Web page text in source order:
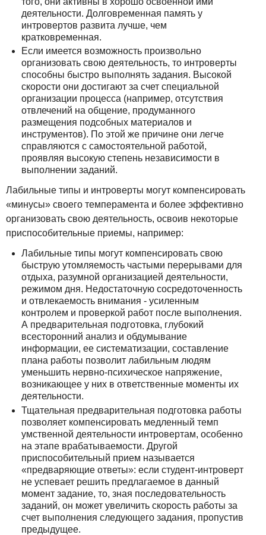
деятельности. Долговременная память у
интровертов развита лучше, чем
кратковременная.
Если имеется возможность произвольно
организовать свою деятельность, то интроверты
способны быстро выполнять задания. Высокой
скорости они достигают за счет специальной
организации процесса (например, отсутствия
отвлечений на общение, продуманного
размещения подсобных материалов и
инструментов). По этой же причине они легче
справляются с самостоятельной работой,
проявляя высокую степень независимости в
выполнении заданий.
Лабильные типы и интроверты могут компенсировать
«минусы» своего темперамента и более эффективно
организовать свою деятельность, освоив некоторые
приспособительные приемы, например:
Лабильные типы могут компенсировать свою
быструю утомляемость частыми перерывами для
отдыха, разумной организацией деятельности,
режимом дня. Недостаточную сосредоточенность
и отвлекаемость внимания - усиленным
контролем и проверкой работ после выполнения.
А предварительная подготовка, глубокий
всесторонний анализ и обдумывание
информации, ее систематизации, составление
плана работы позволит лабильным людям
уменьшить нервно-психическое напряжение,
возникающее у них в ответственные моменты их
деятельности.
Тщательная предварительная подготовка работы
позволяет компенсировать медленный темп
умственной деятельности интровертам, особенно
на этапе врабатываемости. Другой
приспособительный прием называется
«предваряющие ответы»: если студент-интроверт
не успевает решить предлагаемое в данный
момент задание, то, зная последовательность
заданий, он может увеличить скорость работы за
счет выполнения следующего задания, пропустив
предыдущее.